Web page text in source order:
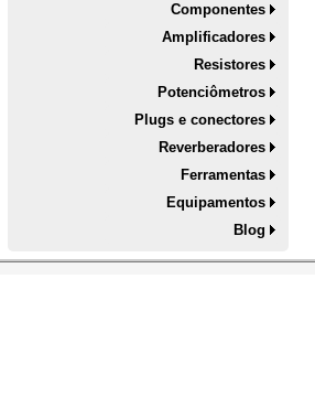
Componentes
Amplificadores
Resistores
Potenciômetros
Plugs e conectores
Reverberadores
Ferramentas
Equipamentos
Blog